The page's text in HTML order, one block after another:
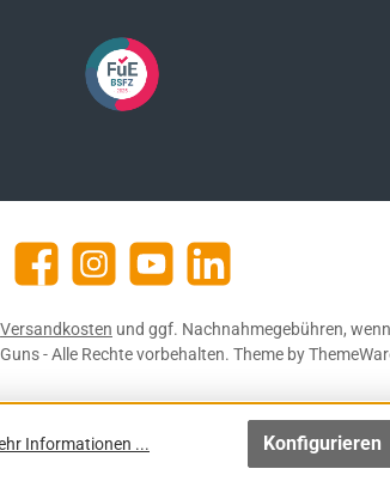
FacebookInstagramYouTube
Versandkosten und ggf. Nachnahmegebühren,
- Alle Rechte vorbehalten. Theme by
Informationen ... Konfigurieren